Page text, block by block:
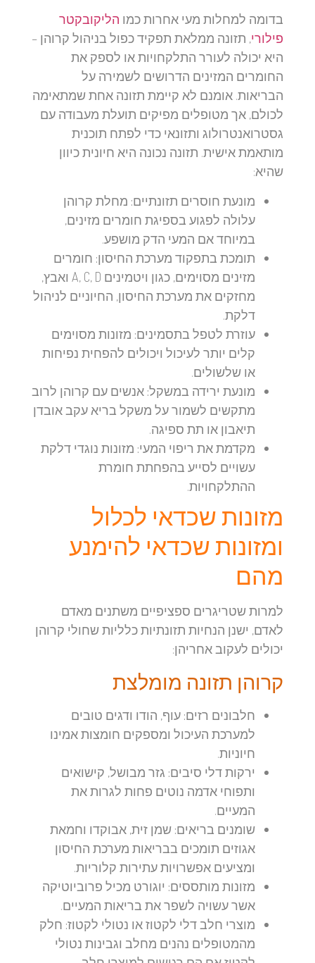
בדומה למחלות מעי אחרות כמוהליקובקטר
פילורי, תזונה ממלאת תפקיד כפול בניהול קרוהן –
היא יכולה לעורר התלקחויות או לספק את
החומרים המזינים הדרושים לשמירה על
הבריאות. אומנם לא קיימת תזונה אחת שמתאימה
לכולם, אך מטופלים מפיקים תועלת מעבודה עם
גסטרואנטרולוג ותזונאי כדי לפתח תוכנית
מותאמת אישית. תזונה נכונה היא חיונית כיוון
שהיא:
מונעת חוסרים תזונתיים:מחלת קרוהן
עלולה לפגוע בספיגת חומרים מזינים,
במיוחד אם המעי הדק מושפע.
תומכת בתפקוד מערכת החיסון:חומרים
מזינים מסוימים, כגון ויטמינים A, C, D ואבץ,
מחזקים את מערכת החיסון, החיוניים לניהול
דלקת.
עוזרת לטפל בתסמינים:מזונות מסוימים
קלים יותר לעיכול ויכולים להפחית נפיחות
או שלשולים.
מונעת ירידה במשקל:אנשים עם קרוהן לרוב
מתקשים לשמור על משקל בריא עקב אובדן
תיאבון או תת ספיגה.
מקדמת את ריפוי המעי:מזונות נוגדי דלקת
עשויים לסייע בהפחתת חומרת
ההתלקחויות.
מזונות שכדאי לכלול
ומזונות שכדאי להימנע
מהם
למרות שטריגרים ספציפיים משתנים מאדם
לאדם, ישנן הנחיות תזונתיות כלליות שחולי קרוהן
יכולים לעקוב אחריהן:
קרוהן תזונה מומלצת
חלבונים רזים:עוף, הודו ודגים טובים
למערכת העיכול ומספקים חומצות אמינו
חיוניות.
ירקות דלי סיבים:גזר מבושל, קישואים
ותפוחי אדמה נוטים פחות לגרות את
המעיים.
שומנים בריאים:שמן זית, אבוקדו וחמאת
אגוזים תומכים בבריאות מערכת החיסון
ומציעים אפשרויות עתירות קלוריות.
מזונות מותססים:יוגורט מכיל פרוביוטיקה
אשר עשויה לשפר את בריאות המעיים.
מוצרי חלב דלי לקטוז או נטולי לקטוז:חלק
מהמטופלים נהנים מחלב וגבינות נטולי